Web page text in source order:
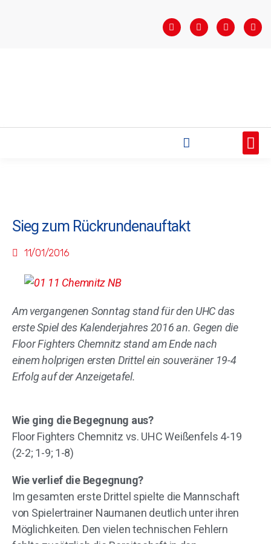
Sieg zum Rückrundenauftakt
11/01/2016
Am vergangenen Sonntag stand für den UHC das
erste Spiel des Kalenderjahres 2016 an. Gegen die
Floor Fighters Chemnitz stand am Ende nach
einem holprigen ersten Drittel ein souveräner 19-4
Erfolg auf der Anzeigetafel.
Wie ging die Begegnung aus?
Floor Fighters Chemnitz vs. UHC Weißenfels 4-19
(2-2; 1-9; 1-8)
Wie verlief die Begegnung?
Im gesamten erste Drittel spielte die Mannschaft
von Spielertrainer Naumanen deutlich unter ihren
Möglichkeiten. Den vielen technischen Fehlern